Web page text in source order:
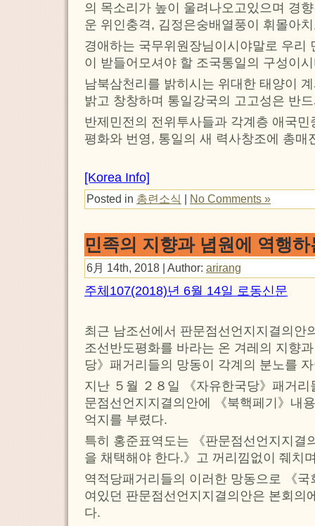
의 목소리가 높이 울려나오고있으며 경
운 위인충격, 김정은숭배열풍이 휘몰아
경애하는 국무위원장님이시야말로 우리
이 받들어모셔야 할 조국통일의 구성이
남북삼천리를 밝히시는 위대한 태양이
밝고 창창하며 통일강국의 고고성은 반
반제민전의 전위투사들과 각계층 애국
평화와 번영, 통일의 새 력사창조에 총매
[Korea Info]
Posted in 총련소식 | No Comments »
민족의 지향과 념원에 역행
6月 14th, 2018 | Author: arirang
주체107(2018)년 6월 14일 로동신문
최근 남조선에서 판문점선언지지결의안
조선반도평화를 바라는 온 겨레의 지향
당》패거리들의 망동이 각계의 분노를
지난 ５월 ２８일 《자유한국당》패거
문점선언지지결의안에 《북핵페기》내
억지를 부렸다.
특히 홍준표역도는 《판문점선언지지결
을 채택해야 한다.》고 꺼리낌없이 줴치
역적당패거리들의 이러한 망동으로 《
여있던 판문점선언지지결의안은 본회의
다.